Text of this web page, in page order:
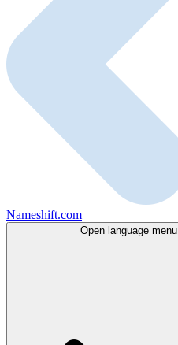
Nameshift.com
Open language menu